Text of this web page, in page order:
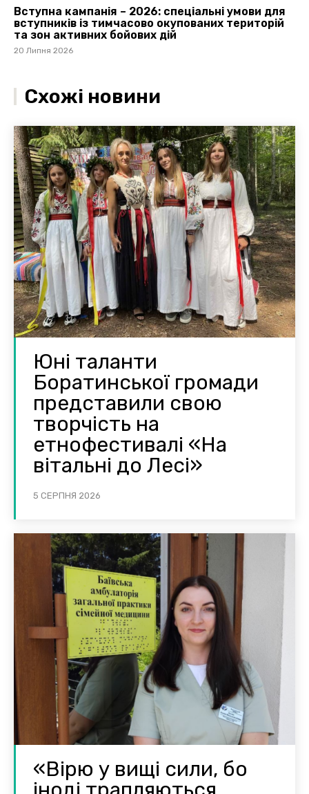
Вступна кампанія – 2026: спеціальні умови для
вступників із тимчасово окупованих територій
та зон активних бойових дій
20 Липня 2026
Схожі новини
Юні таланти
Боратинської громади
представили свою
творчість на
етнофестивалі «На
вітальні до Лесі»
5 СЕРПНЯ 2026
«Вірю у вищі сили, бо